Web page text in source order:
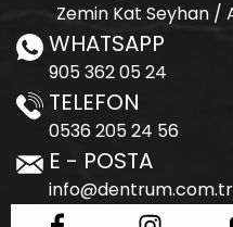
Zemin Kat Seyhan /
WHATSAPP
905 362 05 24
TELEFON
0536 205 24 56
E - POSTA
info@dentrum.com.tr